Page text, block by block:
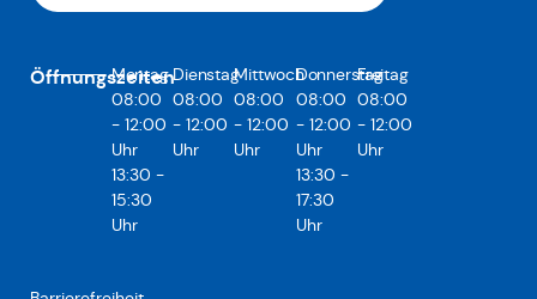
Öffnungszeiten
Montag
08:00
- 12:00
Uhr
13:30 -
15:30
Uhr
Dienstag
08:00
- 12:00
Uhr
Mittwoch
08:00
- 12:00
Uhr
Donnerstag
08:00
- 12:00
Uhr
13:30 -
17:30
Uhr
Freitag
08:00
- 12:00
Uhr